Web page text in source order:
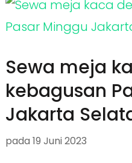
Sewa meja
kebagusan
Jakarta
pada 19 Juni 2023